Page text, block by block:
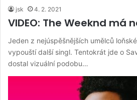
jsk 4. 2. 2021
VIDEO: The Weeknd má
Jeden z nejúspěšnějších umělců
vypouští další singl. Tentokrát jde o
dostal vizuální podobu…